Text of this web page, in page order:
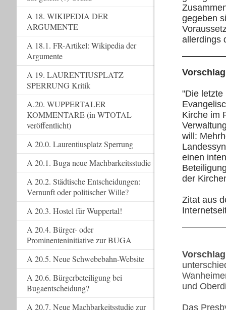
gegeben
allerdings
"Die letzte
Kirche im
will:
einen
der
Zitat aus
und
Das
A 18. WIKIPEDIA DER
ARGUMENTE
A 18.1. FR-Artikel: Wikipedia der
Argumente
A 19. LAURENTIUSPLATZ
SPERRUNG Kritik
A.20. WUPPERTALER
KOMMENTARE (in WTOTAL
veröffentlicht)
A 20.0. Laurentiusplatz Sperrung
A 20.1. Buga neue Machbarkeitsstudie
A 20.2. Städtische Entscheidungen:
Vernunft oder politischer Wille?
A 20.3. Hostel für Wuppertal!
A 20.4. Bürger- oder
Prominenteninitiative zur BUGA
A 20.5. Neue Schwebebahn-Website
A 20.6. Bürgerbeteiligung bei
Bugaentscheidung?
A 20.7. Neue Machbarkeitsstudie zur